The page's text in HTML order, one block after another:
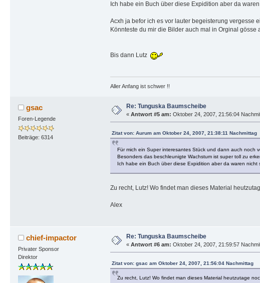
Ich habe ein Buch über diese Expidition aber da
Acxh ja befor ich es vor lauter begeisterung vergesse
Könnteste du mir die Bilder auch mal in Orginal gösse
Bis dann Lutz
Aller Anfang ist schwer !!
gsac
Foren-Legende
Beiträge: 6314
Re: Tunguska Baumscheibe
« Antwort #5 am: Oktober 24, 2007, 21:56:04
Zitat von: Aurum am Oktober 24, 2007, 21:38:11 Nachmittag
Für mich ein Super interesantes Stück und dann auch noch
Besonders das beschleunigte Wachstum ist super toll zu
Ich habe ein Buch über diese Expidition aber da waren
Zu recht, Lutz! Wo findet man dieses Material
Alex
chief-impactor
Privater Sponsor
Direktor
Re: Tunguska Baumscheibe
« Antwort #6 am: Oktober 24, 2007, 21:59:57
Zitat von: gsac am Oktober 24, 2007, 21:56:04 Nachmittag
Zu recht, Lutz! Wo findet man dieses Material heutzutage